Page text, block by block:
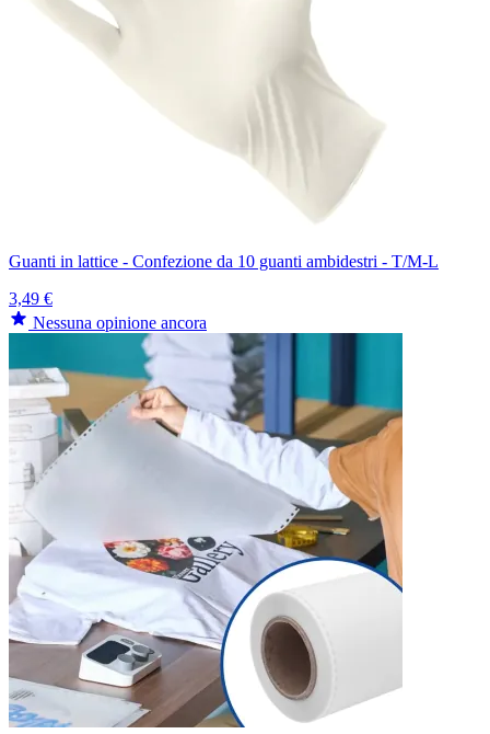
Guanti in lattice - Confezione da 10 guanti ambidestri - T/M-L
3,49 €
Nessuna opinione ancora